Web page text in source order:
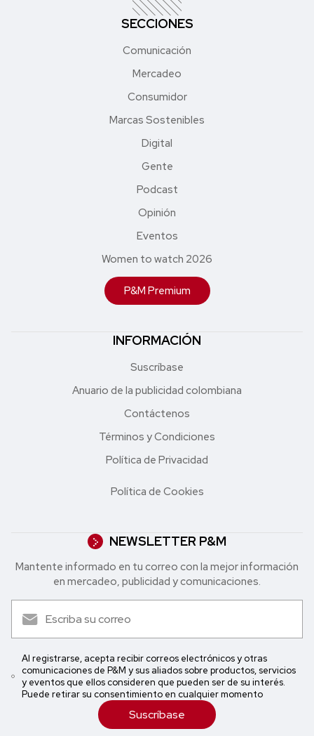
SECCIONES
Comunicación
Mercadeo
Consumidor
Marcas Sostenibles
Digital
Gente
Podcast
Opinión
Eventos
Women to watch 2026
P&M Premium
INFORMACIÓN
Suscríbase
Anuario de la publicidad colombiana
Contáctenos
Términos y Condiciones
Política de Privacidad
Política de Cookies
NEWSLETTER P&M
Mantente informado en tu correo con la mejor in formación
en mercadeo, publicidad y comunicaciones.
Al registrarse, acepta recibir correos electrónicos y otras
comunicaciones de P&M y sus aliados sobre productos, servicios
y eventos que ellos consideren que pueden ser de su interés.
Puede retirar su consentimiento en cualquier momento
Suscríbase